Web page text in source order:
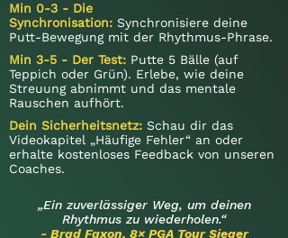
Min 0-3 - Die
Synchronisation: Synchronisiere deine
Putt-Bewegung mit der Rhythmus-Phrase.
Min 3-5 - Der Test: Putte 5 Bälle (auf
Teppich oder Grün). Erlebe, wie deine
Streuung abnimmt und das mentale
Rauschen aufhört.
Dein Sicherheitsnetz: Schau dir das
Videokapitel „Häufige Fehler“ an oder
erhalte kostenloses Feedback von unseren
Coaches.
„Ein zuverlässiger Weg, um deinen
Rhythmus zu wiederholen.“
- Brad Faxon, 8× PGA Tour Sieger